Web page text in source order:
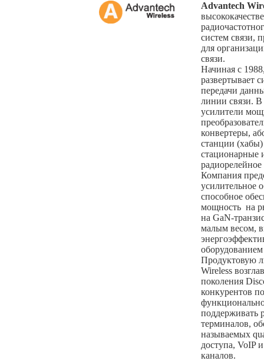
Advantech
систем связи,
для
связи.
Начиная с
развертывает
передачи
линии связи.
усилители
конвертеры,
станции
стационарные
Компания
усилительное
способное
мощность на
на GaN-
малым весом,
Продуктовую
Wireless
поколения
конкурентов
поддерживать
терминалов,
называемых
доступа, VoIP
каналов.